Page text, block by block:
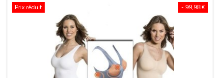
- 99,98 €
Prix réduit